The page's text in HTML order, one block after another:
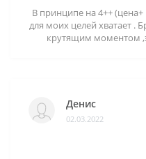
В принципе на 4++ (цена+
для моих целей хватает .
крутящим моментом
Денис
02.03.2022